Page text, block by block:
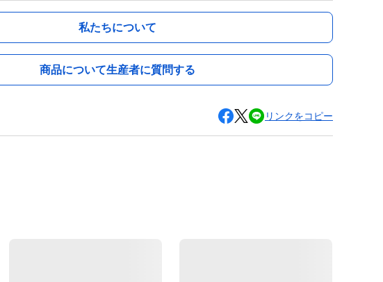
私たちについて
商品について生産者に質問する
リンクをコピー